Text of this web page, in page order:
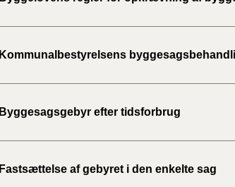
Kommunalbestyrelsens
Byggesagsgebyr efter tidsforbrug
Fastsættelse af gebyret i den enkelte sag